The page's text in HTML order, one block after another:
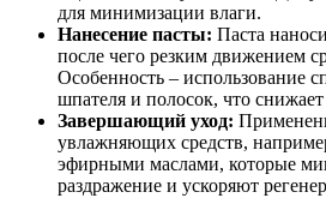
для минимизации влаги.
Нанесение пасты: Паста
после чего резким движением
Особенность – использование
шпателя и полосок, что
Завершающий уход:
увлажняющих средств,
эфирными маслами, которые
раздражение и ускоряют